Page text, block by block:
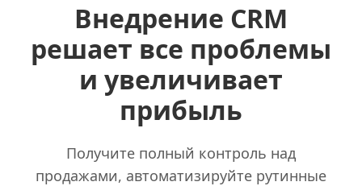
Внедрение CRM
решает все проблемы
и увеличивает
прибыль
Получите полный контроль над
продажами, автоматизируйте рутинные